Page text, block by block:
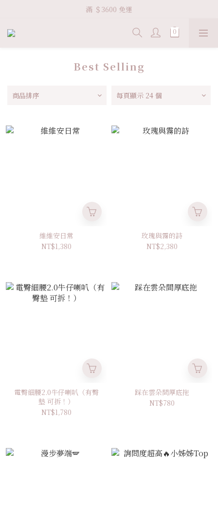
Welcome VHS.co
滿 ＄3600 免運
Welcome VHS.co
Best Selling
商品排序 每頁顯示 24 個
維維安日常
NT$1,380
玫瑰與霧的詩
NT$2,380
電臀細腰2.0牛仔喇叭（有臀
墊 可拆！）
NT$1,780
踩在雲朵間厚底拖
NT$780